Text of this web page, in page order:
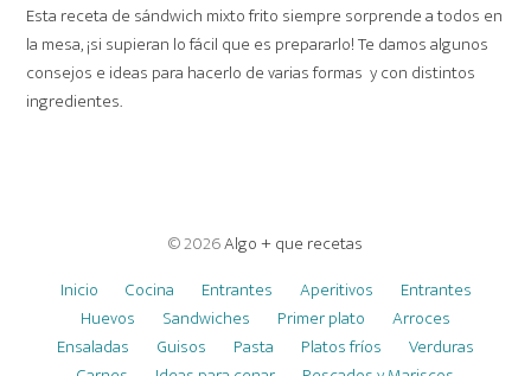
Esta receta de sándwich mixto frito siempre sorprende a todos en
la mesa, ¡si supieran lo fácil que es prepararlo! Te damos algunos
consejos e ideas para hacerlo de varias formas y con distintos
ingredientes.
© 2026Algo + que recetas
Inicio
Cocina Entrantes Aperitivos
Entrantes
Huevos
Sandwiches Primer plato
Arroces
Ensaladas
Guisos Pasta Platos fríos
Verduras